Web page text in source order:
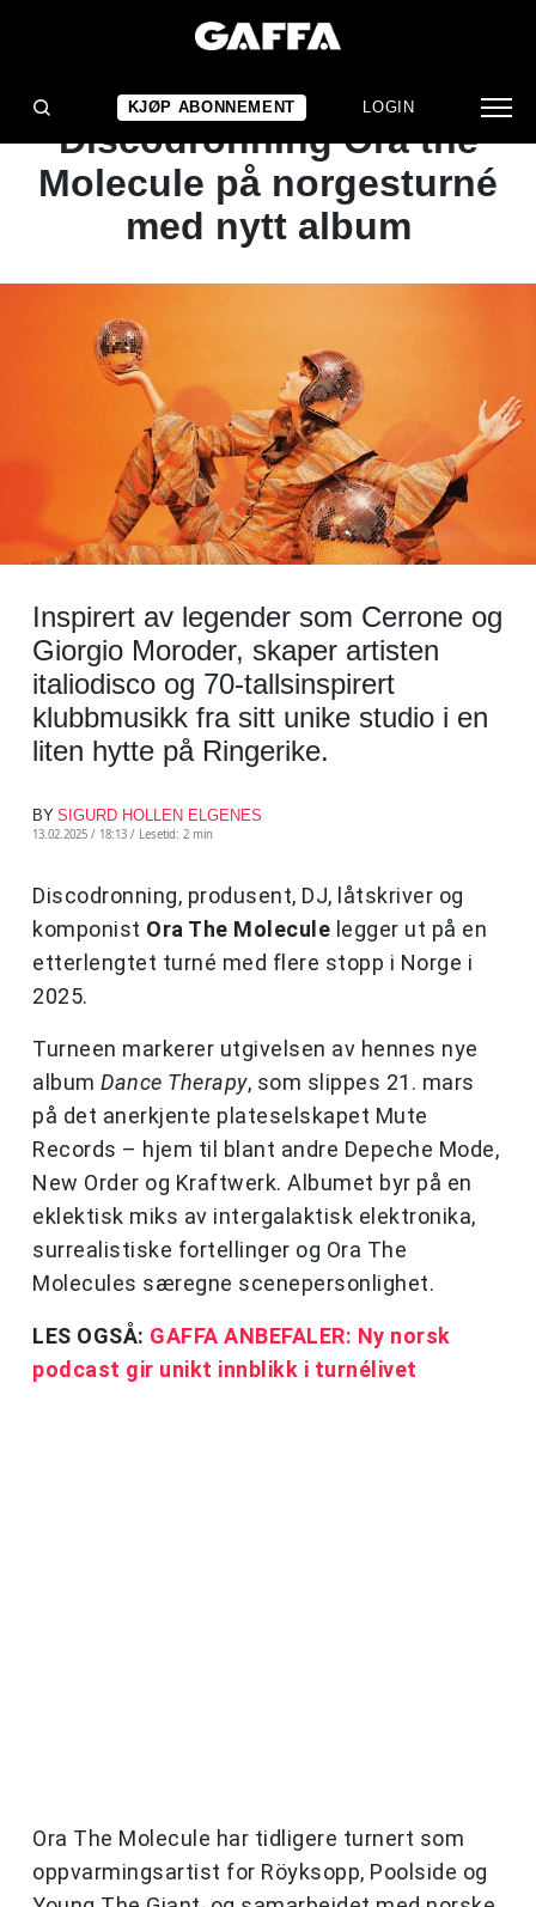
KJØP ABONNEMENT LOGIN
NYHET
GAFFA ANBEFALER:
Discodronning Ora the
Molecule på norgesturné
med nytt album
Inspirert av legender som Cerrone og
Giorgio Moroder, skaper artisten
italiodisco og 70-tallsinspirert
klubbmusikk fra sitt unike studio i en
liten hytte på Ringerike.
BY SIGURD HOLLEN ELGENES
13.02.2025 / 18:13 / Lesetid: 2 min
Discodronning, produsent, DJ, låtskriver og
komponist Ora The Molecule legger ut på en
etterlengtet turné med flere stopp i Norge i
2025.
Turneen markerer utgivelsen av hennes nye
album Dance Therapy, som slippes 21. mars
på det anerkjente plateselskapet Mute
Records – hjem til blant andre Depeche Mode,
New Order og Kraftwerk. Albumet byr på en
eklektisk miks av intergalaktisk elektronika,
surrealistiske fortellinger og Ora The
Molecules særegne scenepersonlighet.
LES OGSÅ: GAFFA ANBEFALER: Ny norsk
podcast gir unikt innblikk i turnélivet
Ora The Molecule har tidligere turnert som
oppvarmingsartist for Röyksopp, Poolside og